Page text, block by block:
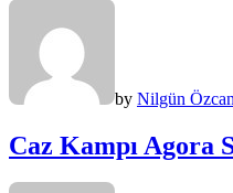
by Nilgün Özcan
Caz Kampı Agora